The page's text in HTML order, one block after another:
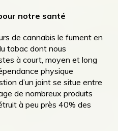
notre santé
de cannabis le fument en
tabac dont nous
à court, moyen et long
physique
d’un joint se situe entre
de nombreux produits
à peu près 40% des